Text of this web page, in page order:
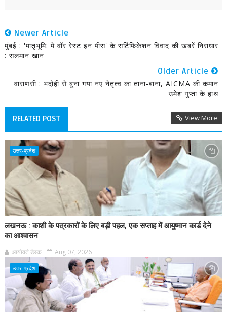
Newer Article
मुंबई : 'मातृभूमि: मे वॉर रेस्ट इन पीस' के सर्टिफिकेशन विवाद की खबरें निराधार
: सलमान खान
Older Article
वाराणसी : भदोही से बुना गया नए नेतृत्व का ताना-बाना, AICMA की कमान
उमेश गुप्ता के हाथ
RELATED POST View More
उत्तर-प्रदेश
लखनऊ : काशी के पत्रकारों के लिए बड़ी पहल, एक सप्ताह में आयुष्मान कार्ड देने
का आश्वासन
आर्यावर्त डेस्क Aug 07, 2026
उत्तर-प्रदेश